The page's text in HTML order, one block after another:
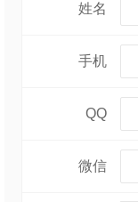
姓名
手机
QQ
微信